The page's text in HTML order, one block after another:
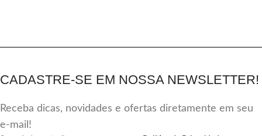
CADASTRE-SE EM NOSSA NEWSLETTER!
Receba dicas, novidades e ofertas diretamente em seu
e-mail!